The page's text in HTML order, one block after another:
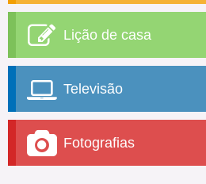
Lição de casa
Televisão
Fotografias